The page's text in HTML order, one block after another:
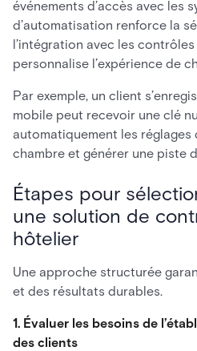
événements d’accès avec les
d’automatisation renforce la
l’intégration avec les
personnalise l’expérience de
Par exemple, un client
mobile peut recevoir une clé
automatiquement les réglages
chambre et générer une piste
Étapes pour
une solution de
hôtelier
Une approche structurée
et des résultats durables.
1. Évaluer les besoins de
des clients